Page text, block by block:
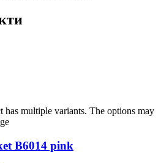
has multiple variants. The options may
B6014 pink